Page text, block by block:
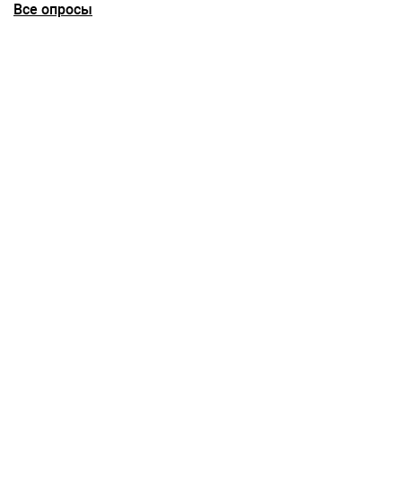
Все опросы